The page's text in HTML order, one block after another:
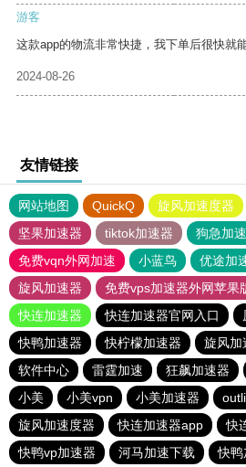
游客
这款app的物流非常快捷，我下单后很快就
2024-08-26
友情链接
网站地图 QuickQ 旋风加速度器
坚果加速器
tiktok加速器
狗急加
免费vqn外网加速
小蓝鸟 优途加
旋风加速器
免费vps加速器外网苹果
快连加速器
快连加速器官网入口
快鸭加速器
快柠檬加速器 旋风加
软件中心
雷霆加速 狂飙加速器
小美
小美vpn 小美加速器
旋风加速度器
快连加速器app
快
快鸭vp加速器
河马加速下载 快鸭